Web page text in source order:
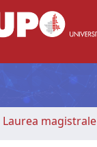
Laurea magistrale